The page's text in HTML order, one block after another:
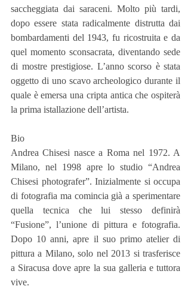
saccheggiata dai saraceni. Molto più tardi,
dopo essere stata radicalmente distrutta dai
bombardamenti del 1943, fu ricostruita e da
quel momento sconsacrata, diventando sede
di mostre prestigiose. L’anno scorso è stata
oggetto di uno scavo archeologico durante il
quale è emersa una cripta antica che ospiterà
la prima istallazione dell’artista.
Bio
Andrea Chisesi nasce a Roma nel 1972. A
Milano, nel 1998 apre lo studio “Andrea
Chisesi photografer”. Inizialmente si occupa
di fotografia ma comincia già a sperimentare
quella tecnica che lui stesso definirà
“Fusione”, l’unione di pittura e fotografia.
Dopo 10 anni, apre il suo primo atelier di
pittura a Milano, solo nel 2013 si trasferisce
a Siracusa dove apre la sua galleria e tuttora
vive.